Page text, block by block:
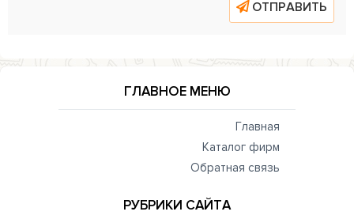
ОТПРАВИТЬ
ГЛАВНОЕ МЕНЮ
Главная
Каталог фирм
Обратная связь
РУБРИКИ САЙТА